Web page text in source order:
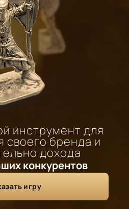
инструмент для
своего бренда и
дохода
конкурентов
игру